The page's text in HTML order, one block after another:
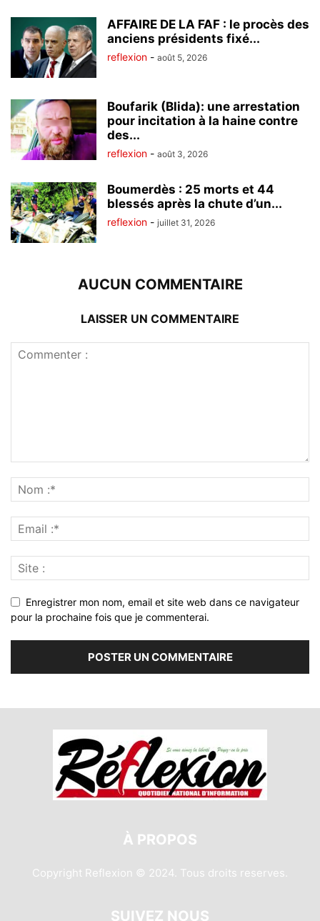
AFFAIRE DE LA FAF : le procès des
anciens présidents fixé...
reflexion - août 5, 2026
Boufarik (Blida): une arrestation
pour incitation à la haine contre
des...
reflexion - août 3, 2026
Boumerdès : 25 morts et 44
blessés après la chute d’un...
reflexion - juillet 31, 2026
AUCUN COMMENTAIRE
LAISSER UN COMMENTAIRE
Enregistrer mon nom, email et site web dans ce navigateur
pour la prochaine fois que je commenterai.
À PROPOS
Copyright Reflexion © 2024. Tous droits reserves.
SUIVEZ NOUS